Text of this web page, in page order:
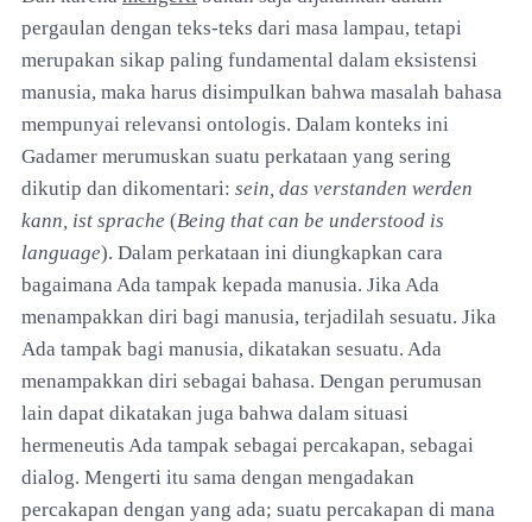
pergaulan dengan teks-teks dari masa lampau, tetapi
merupakan sikap paling fundamental dalam eksistensi
manusia, maka harus disimpulkan bahwa masalah bahasa
mempunyai relevansi ontologis. Dalam konteks ini
Gadamer merumuskan suatu perkataan yang sering
dikutip dan dikomentari: sein, das verstanden werden
kann, ist sprache (Being that can be understood is
language). Dalam perkataan ini diungkapkan cara
bagaimana Ada tampak kepada manusia. Jika Ada
menampakkan diri bagi manusia, terjadilah sesuatu. Jika
Ada tampak bagi manusia, dikatakan sesuatu. Ada
menampakkan diri sebagai bahasa. Dengan perumusan
lain dapat dikatakan juga bahwa dalam situasi
hermeneutis Ada tampak sebagai percakapan, sebagai
dialog. Mengerti itu sama dengan mengadakan
percakapan dengan yang ada; suatu percakapan di mana